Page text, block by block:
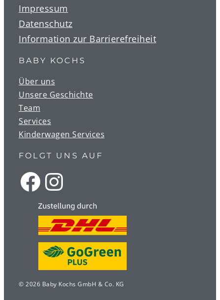
FOLGT UNS AUF
© 2026 Baby Kochs GmbH & Co. KG
BABY KOCHS
Über uns
Unsere Geschichte
Team
Services
Kinderwagen Services
Impressum
Datenschutz
Information zur Barrierefreiheit